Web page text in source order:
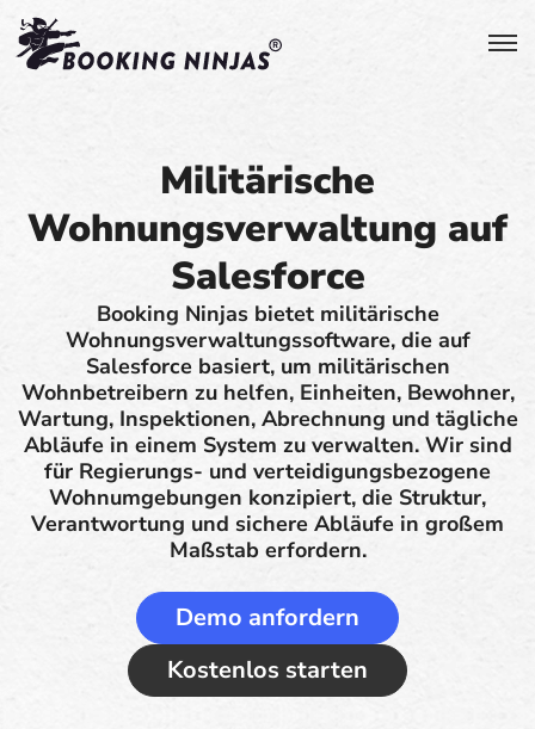
Militärische
Wohnungsverwaltung auf
Salesforce
Booking Ninjas bietet militärische
Wohnungsverwaltungssoftware, die auf
Salesforce basiert, um militärischen
Wohnbetreibern zu helfen, Einheiten, Bewohner,
Wartung, Inspektionen, Abrechnung und tägliche
Abläufe in einem System zu verwalten. Wir sind
für Regierungs- und verteidigungsbezogene
Wohnumgebungen konzipiert, die Struktur,
Verantwortung und sichere Abläufe in großem
Maßstab erfordern.
Demo anfordern
Kostenlos starten